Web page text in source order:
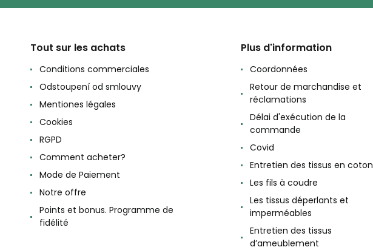
Tout sur les achats
Conditions commerciales
Odstoupení od smlouvy
Mentiones légales
Cookies
RGPD
Comment acheter?
Mode de Paiement
Notre offre
Points et bonus. Programme de
fidélité
Plus d'information
Coordonnées
Retour de marchandise et
réclamations
Délai d'exécution de la
commande
Covid
Entretien des tissus en coton
Les fils à coudre
Les tissus déperlants et
imperméables
Entretien des tissus
d’ameublement